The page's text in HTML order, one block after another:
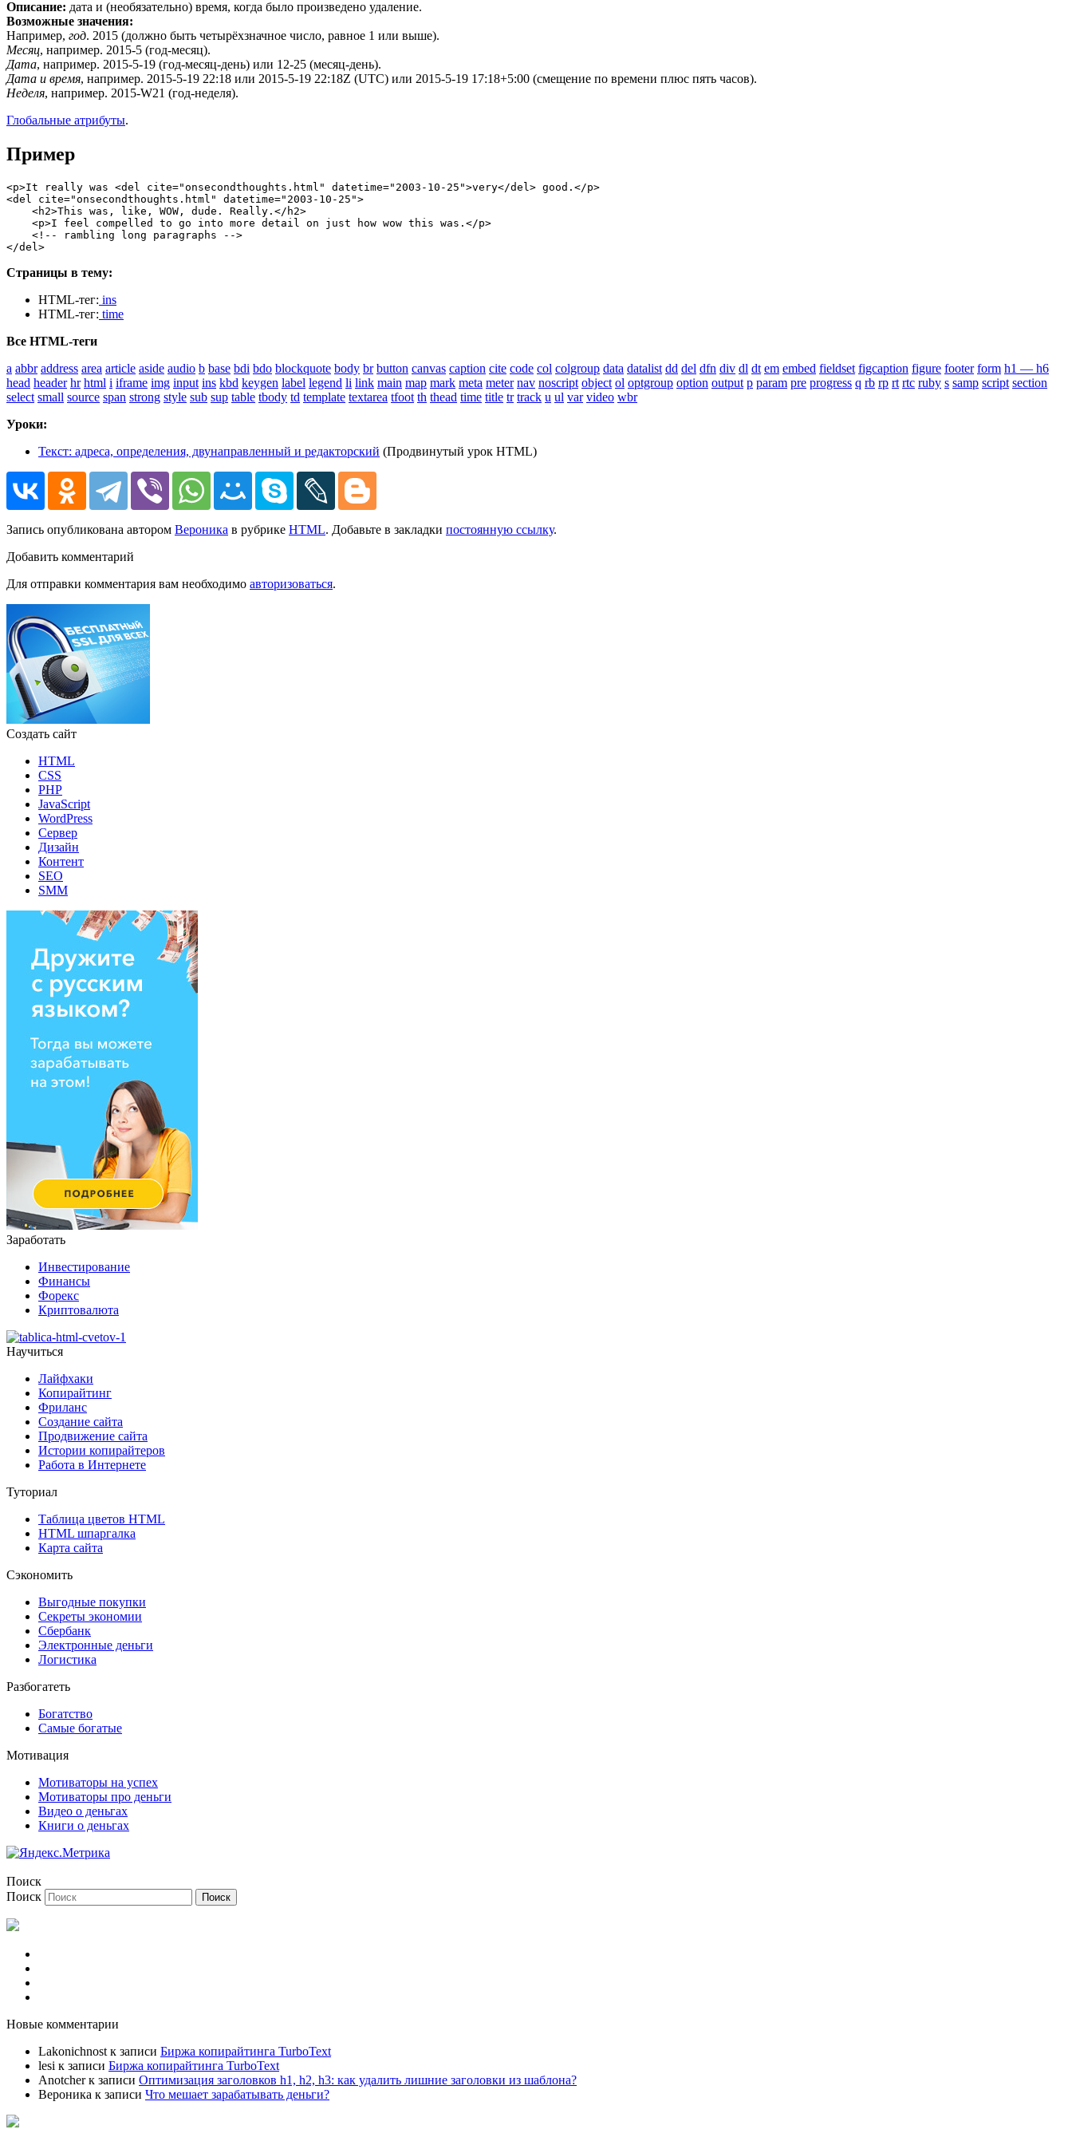
Описание: дата и (необязательно) время, когда было произведено удаление.
Возможные значения:
Например, год. 2015 (должно быть четырёхзначное число, равное 1 или выше).
Месяц, например. 2015-5 (год-месяц).
Дата, например. 2015-5-19 (год-месяц-день) или 12-25 (месяц-день).
Дата и время, например. 2015-5-19 22:18 или 2015-5-19 22:18Z (UTC) или 2015-5-19 17:18+5:00 (смещение по времени плюс пять часов).
Неделя, например. 2015-W21 (год-неделя).
Глобальные атрибуты.
Пример
<p>It really was <del cite="onsecondthoughts.html" datetime="2003-10-25">very</del> good.</p>
<del cite="onsecondthoughts.html" datetime="2003-10-25">
    <h2>This was, like, WOW, dude. Really.</h2>
    <p>I feel compelled to go into more detail on just how wow this was.</p>
    <!-- rambling long paragraphs -->
</del>
Страницы в тему:
HTML-тег: ins
HTML-тег: time
Все HTML-теги
a abbr address area article aside audio b base bdi bdo blockquote body br button canvas caption cite code col colgroup data datalist dd del dfn div dl dt em embed fieldset figcaption figure footer form h1 — h6
head header hr html i iframe img input ins kbd keygen label legend li link main map mark meta meter nav noscript object ol optgroup option output p param pre progress q rb rp rt rtc ruby s samp script section
select small source span strong style sub sup table tbody td template textarea tfoot th thead time title tr track u ul var video wbr
Уроки:
Текст: адреса, определения, двунаправленный и редакторский (Продвинутый урок HTML)
Запись опубликована автором Вероника в рубрике HTML. Добавьте в закладки постоянную ссылку.
Добавить комментарий
Для отправки комментария вам необходимо авторизоваться.
Создать сайт
HTML
CSS
PHP
JavaScript
WordPress
Сервер
Дизайн
Контент
SEO
SMM
Заработать
Инвестирование
Финансы
Форекс
Криптовалюта
Научиться
Лайфхаки
Копирайтинг
Фриланс
Создание сайта
Продвижение сайта
Истории копирайтеров
Работа в Интернете
Туториал
Таблица цветов HTML
HTML шпаргалка
Карта сайта
Сэкономить
Выгодные покупки
Секреты экономии
Сбербанк
Электронные деньги
Логистика
Разбогатеть
Богатство
Самые богатые
Мотивация
Мотиваторы на успех
Мотиваторы про деньги
Видео о деньгах
Книги о деньгах
Поиск
Поиск
Новые комментарии
Lakonichnost к записи Биржа копирайтинга TurboText
lesi к записи Биржа копирайтинга TurboText
Anotcherк записи Оптимизация заголовков h1, h2, h3: как удалить лишние заголовки из шаблона?
Вероника к записи Что мешает зарабатывать деньги?